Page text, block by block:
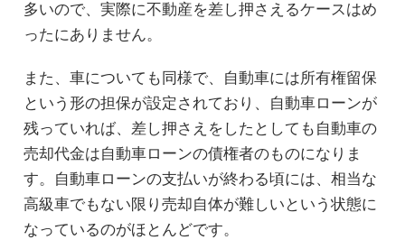
多いので、実際に不動産を差し押さえるケースはめ
ったにありません。
また、車についても同様で、自動車には所有権留保
という形の担保が設定されており、自動車ローンが
残っていれば、差し押さえをしたとしても自動車の
売却代金は自動車ローンの債権者のものになりま
す。自動車ローンの支払いが終わる頃には、相当な
高級車でもない限り売却自体が難しいという状態に
なっているのがほとんどです。